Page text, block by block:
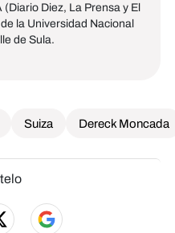
Diez, La Prensa y El
la Universidad Nacional
de Sula.
Suiza Dereck Moncada